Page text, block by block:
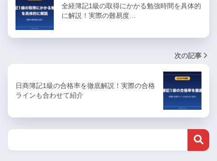
全経簿記1級の取得にかかる勉強時間を具体的
に解説！実際の難易度…
次の記事
日商簿記1級の合格率を徹底解説！実際の合格
ラインも合わせて紹介